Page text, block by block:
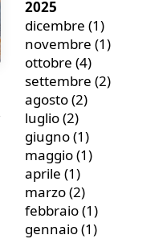
2025
dicembre (1)
novembre (1)
ottobre (4)
settembre (2)
agosto(2)
luglio(2)
giugno(1)
maggio(1)
aprile (1)
marzo(2)
febbraio(1)
gennaio(1)